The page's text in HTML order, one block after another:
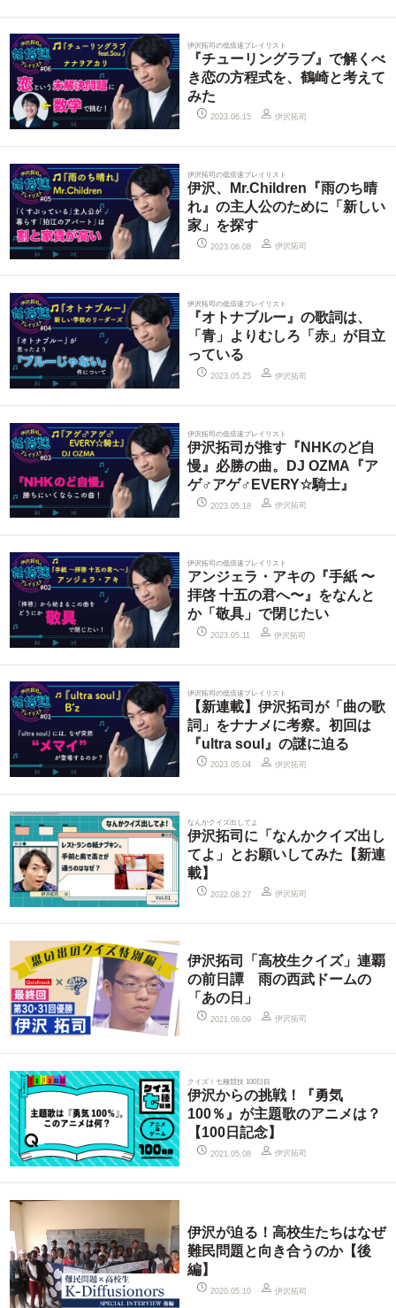
伊沢拓司の低倍速プレイリスト
『チューリングラブ』で解くべ
き恋の方程式を、鶴崎と考えて
みた
2023.06.15 伊沢拓司
伊沢拓司の低倍速プレイリスト
伊沢、Mr.Children『雨のち晴
れ』の主人公のために「新しい
家」を探す
2023.06.08 伊沢拓司
伊沢拓司の低倍速プレイリスト
『オトナブルー』の歌詞は、
「青」よりむしろ「赤」が目立
っている
2023.05.25 伊沢拓司
伊沢拓司の低倍速プレイリスト
伊沢拓司が推す『NHKのど自
慢』必勝の曲。DJ OZMA『ア
ゲ♂アゲ♂EVERY☆騎士』
2023.05.18 伊沢拓司
伊沢拓司の低倍速プレイリスト
アンジェラ・アキの『手紙 〜
拝啓 十五の君へ〜』をなんと
か「敬具」で閉じたい
2023.05.11 伊沢拓司
伊沢拓司の低倍速プレイリスト
【新連載】伊沢拓司が「曲の歌
詞」をナナメに考察。初回は
『ultra soul』の謎に迫る
2023.05.04 伊沢拓司
なんかクイズ出してよ
伊沢拓司に「なんかクイズ出し
てよ」とお願いしてみた【新連
載】
2022.08.27 伊沢拓司
伊沢拓司「高校生クイズ」連覇
の前日譚 雨の西武ドームの
「あの日」
2021.09.09 伊沢拓司
クイズ！七種競技 100日目
伊沢からの挑戦！『勇気
100％』が主題歌のアニメは？
【100日記念】
2021.05.08 伊沢拓司
伊沢が迫る！高校生たちはなぜ
難民問題と向き合うのか【後
編】
2020.05.10 伊沢拓司